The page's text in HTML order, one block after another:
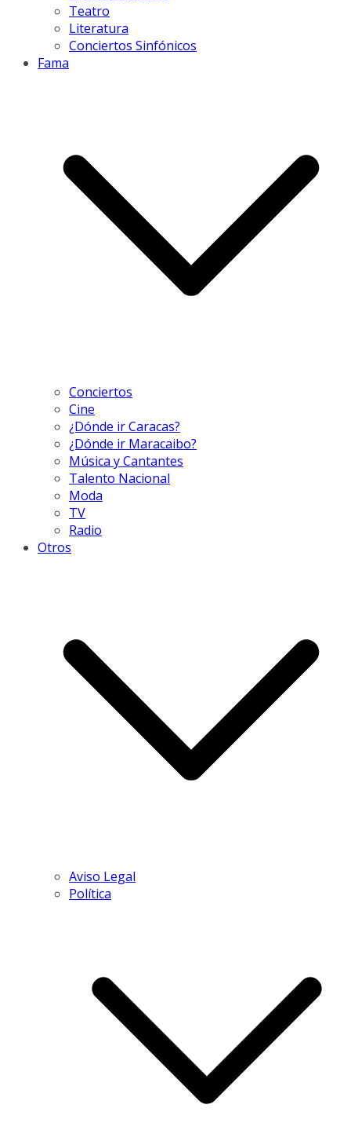
Teatro
Literatura
Conciertos Sinfónicos
Fama
Conciertos
Cine
¿Dónde ir Caracas?
¿Dónde ir Maracaibo?
Música y Cantantes
Talento Nacional
Moda
TV
Radio
Otros
Aviso Legal
Política